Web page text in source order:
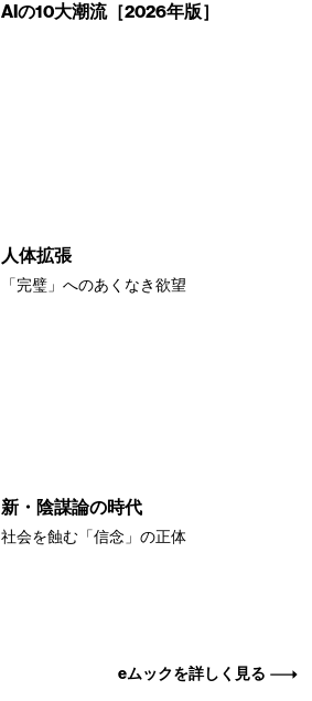
AIの10大潮流［2026年版］
人体拡張
「完璧」へのあくなき欲望
新・陰謀論の時代
社会を蝕む「信念」の正体
eムックを詳しく見る